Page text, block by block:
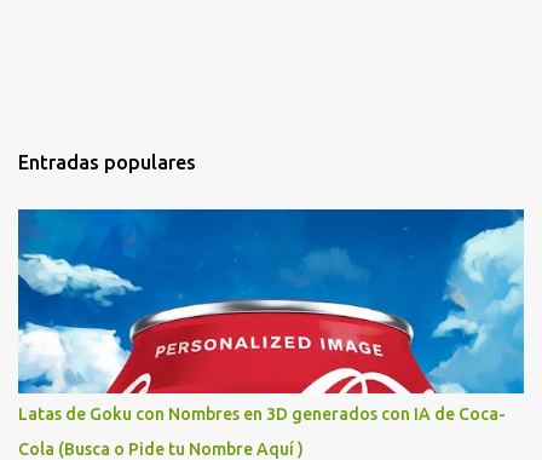
Entradas populares
Latas de Goku con Nombres en 3D generados con IA de Coca-
Cola (Busca o Pide tu Nombre Aquí )